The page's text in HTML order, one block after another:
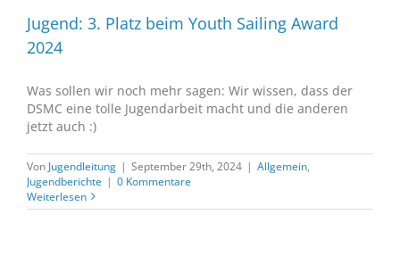
Jugend: 3. Platz beim Youth Sailing Award
2024
Was sollen wir noch mehr sagen: Wir wissen, dass der
DSMC eine tolle Jugendarbeit macht und die anderen
jetzt auch :)
Von Jugendleitung | September 29th, 2024 | Allgemein,
Jugendberichte | 0 Kommentare
Weiterlesen